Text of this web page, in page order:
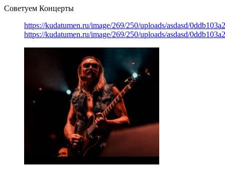
Советуем Концерты
https://kudatumen.ru/image/269/250/uploads/asdasd/
https://kudatumen.ru/image/269/250/uploads/asdasd/